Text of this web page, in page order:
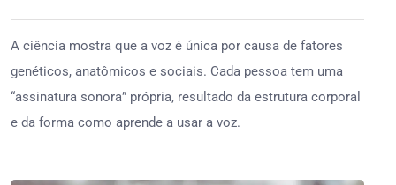
A ciência mostra que a voz é única por causa de fatores
genéticos, anatômicos e sociais. Cada pessoa tem uma
“assinatura sonora” própria, resultado da estrutura corporal
e da forma como aprende a usar a voz.